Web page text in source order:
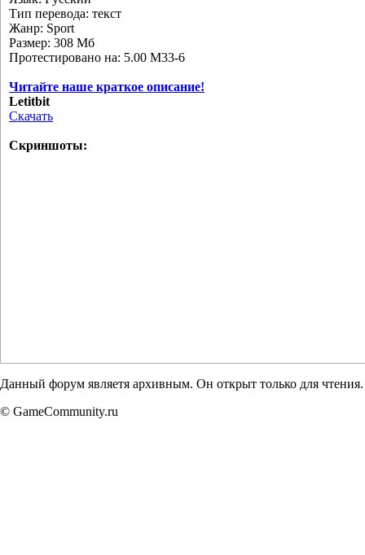
Тип перевода: текст
Жанр: Sport
Размер: 308 Мб
Протестировано на: 5.00 M33-6
Читайте наше краткое описание!
Letitbit
Скачать
Скриншоты:
Данный форум являетя архивным. Он открыт только для чтения.
© GameCommunity.ru